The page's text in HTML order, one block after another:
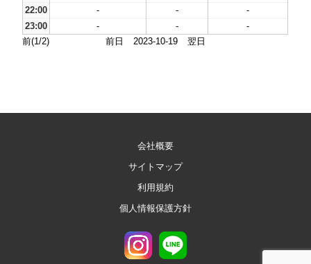
22:00
- -
-
23:00
- -
-
前(1/2)
前日 2023-10-19 翌日
会社概要
サイトマップ
利用規約
個人情報保護方針